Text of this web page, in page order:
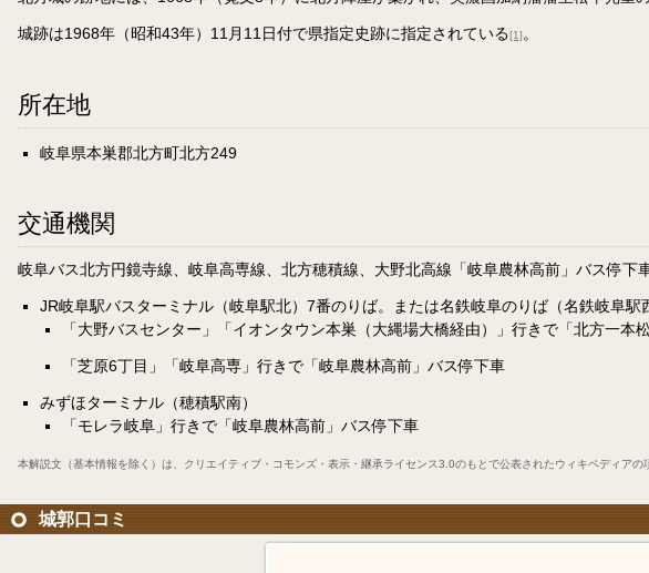
城跡は1968年（昭和43年）11月11日付で県指定史跡に指定されている[1] 。
所在地
岐阜県本巣郡北方町北方249
交通機関
岐阜バス北方円鏡寺線、岐阜高専線、北方穂積線、大野北高線「岐阜農林高前」バス停下
JR岐阜駅バスターミナル（岐阜駅北）7番のりば。または名鉄岐阜のりば（名鉄岐阜駅
「大野バスセンター」「イオンタウン本巣（大縄場大橋経由）」行きで「北方一本
「芝原6丁目」「岐阜高専」行きで「岐阜農林高前」バス停下車
みずほターミナル（穂積駅南）
「モレラ岐阜」行きで「岐阜農林高前」バス停下車
本解説文（基本情報を除く）は、 クリエイティブ・コモンズ・表示・継承ライセンス3.0のもとで公表されたウィキペディアの
城郭口コミ